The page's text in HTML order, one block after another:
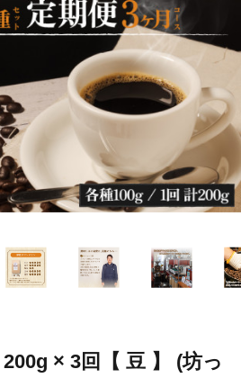
× 3回【 豆 】 (坊っ